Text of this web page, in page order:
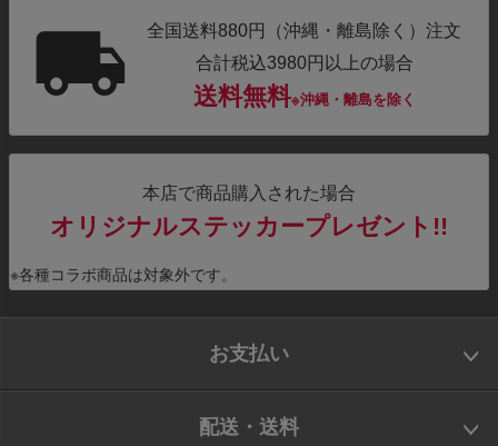
全国送料880円（沖縄・離島除く）注文
合計税込3980円以上の場合
送料無料※沖縄・離島を除く
本店で商品購入された場合
オリジナルステッカープレゼント!!
※各種コラボ商品は対象外です。
お支払い
配送・送料